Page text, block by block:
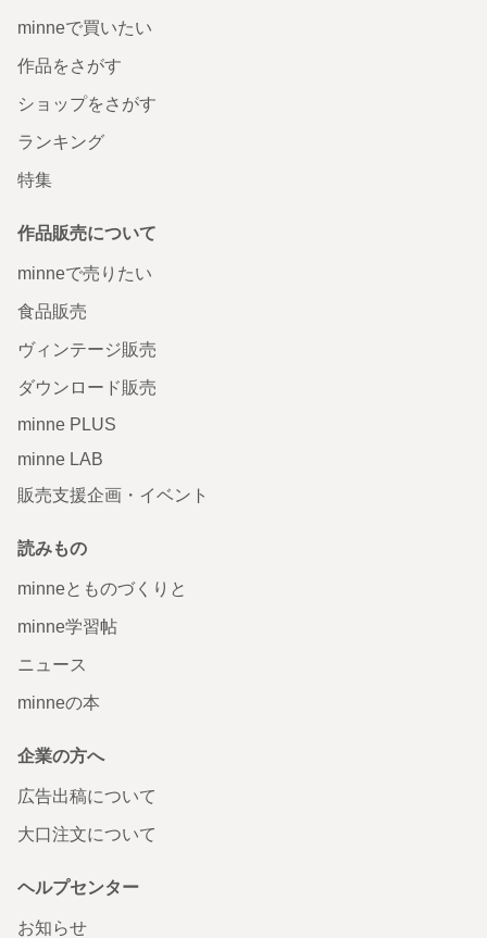
minneで買いたい
作品をさがす
ショップをさがす
ランキング
特集
作品販売について
minneで売りたい
食品販売
ヴィンテージ販売
ダウンロード販売
minne PLUS
minne LAB
販売支援企画・イベント
読みもの
minneとものづくりと
minne学習帖
ニュース
minneの本
企業の方へ
広告出稿について
大口注文について
ヘルプセンター
お知らせ